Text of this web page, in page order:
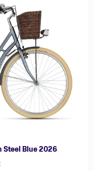
Steel Blue 2026